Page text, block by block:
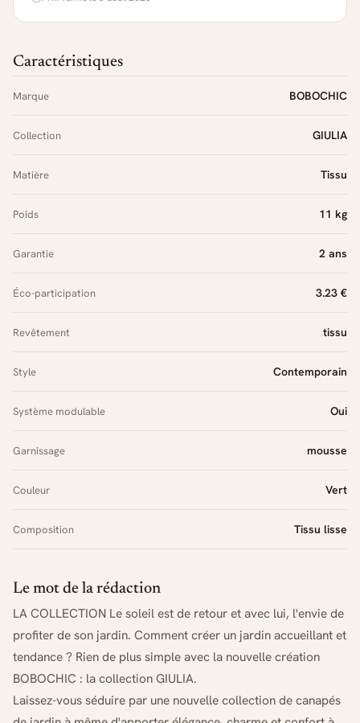
Caractéristiques
Marque BOBOCHIC
Collection GIULIA
Matière Tissu
Poids 11 kg
Garantie 2 ans
Éco-participation 3.23 €
Revêtement tissu
Style Contemporain
Système modulable Oui
Garnissage mousse
Couleur Vert
Composition Tissu lisse
Le mot de la rédaction
LA COLLECTION Le soleil est de retour et avec lui, l'envie de
profiter de son jardin. Comment créer un jardin accueillant et
tendance ? Rien de plus simple avec la nouvelle création
BOBOCHIC : la collection GIULIA.
Laissez-vous séduire par une nouvelle collection de canapés